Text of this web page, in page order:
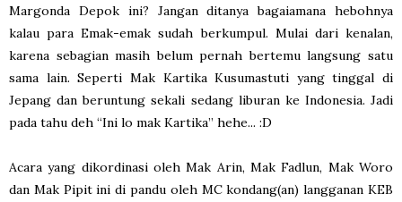
Margonda Depok ini? Jangan ditanya bagaiamana hebohnya
kalau para Emak-emak sudah berkumpul. Mulai dari kenalan,
karena sebagian masih belum pernah bertemu langsung satu
sama lain. Seperti Mak Kartika Kusumastuti yang tinggal di
Jepang dan beruntung sekali sedang liburan ke Indonesia. Jadi
pada tahu deh “Ini lo mak Kartika” hehe... :D
Acara yang dikordinasi oleh Mak Arin, Mak Fadlun, Mak Woro
dan Mak Pipit ini di pandu oleh MC kondang(an) langganan KEB